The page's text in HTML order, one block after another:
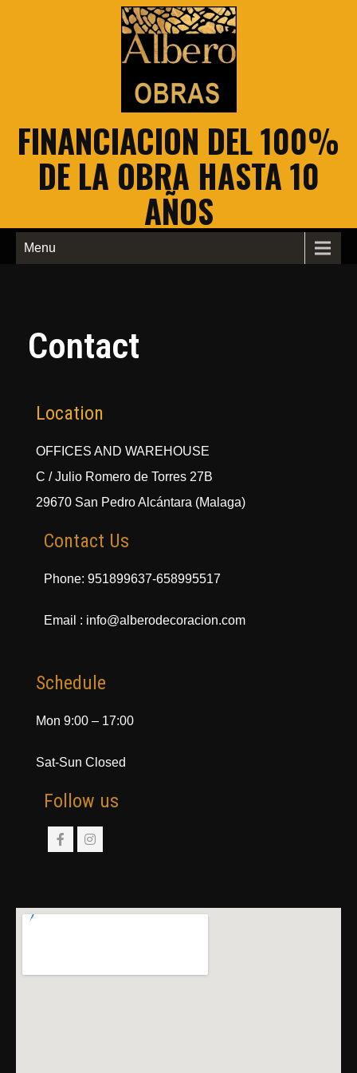
FINANCIACION DEL 100%
DE LA OBRA HASTA 10
AÑOS
Menu
Contact
Location
OFFICES AND WAREHOUSE
C / Julio Romero de Torres 27B
29670 San Pedro Alcántara (Malaga)
Contact Us
Phone: 951899637-658995517
Email : info@alberodecoracion.com
Schedule
Mon 9:00 – 17:00
Sat-Sun Closed
Follow us